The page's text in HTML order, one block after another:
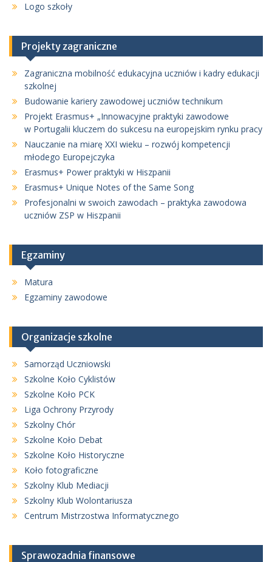
Logo szkoły
Projekty zagraniczne
Zagraniczna mobilność edukacyjna uczniów i kadry edukacji
szkolnej
Budowanie kariery zawodowej uczniów technikum
Projekt Erasmus+ „Innowacyjne praktyki zawodowe
w Portugalii kluczem do sukcesu na europejskim rynku pracy
Nauczanie na miarę XXI wieku – rozwój kompetencji
młodego Europejczyka
Erasmus+ Power praktyki w Hiszpanii
Erasmus+ Unique Notes of the Same Song
Profesjonalni w swoich zawodach – praktyka zawodowa
uczniów ZSP w Hiszpanii
Egzaminy
Matura
Egzaminy zawodowe
Organizacje szkolne
Samorząd Uczniowski
Szkolne Koło Cyklistów
Szkolne Koło PCK
Liga Ochrony Przyrody
Szkolny Chór
Szkolne Koło Debat
Szkolne Koło Historyczne
Koło fotograficzne
Szkolny Klub Mediacji
Szkolny Klub Wolontariusza
Centrum Mistrzostwa Informatycznego
Sprawozadnia finansowe